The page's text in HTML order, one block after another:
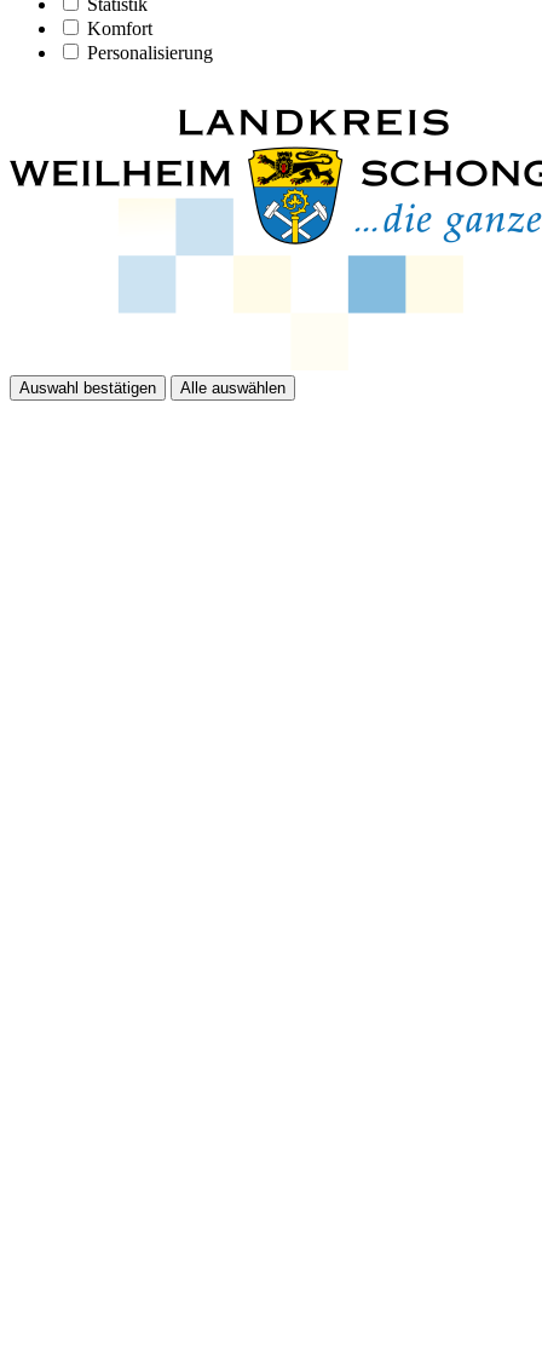
Komfort
Personalisierung
Auswahl bestätigen Alle auswählen